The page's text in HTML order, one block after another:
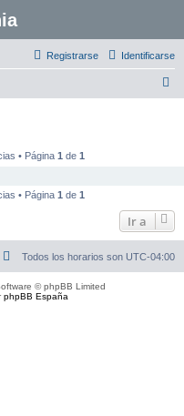
Identificarse
Registrarse
• Página 1 de 1
• Página 1 de 1
Ir a
Todos los horarios son UTC-04:00
© phpBB Limited
phpBB España